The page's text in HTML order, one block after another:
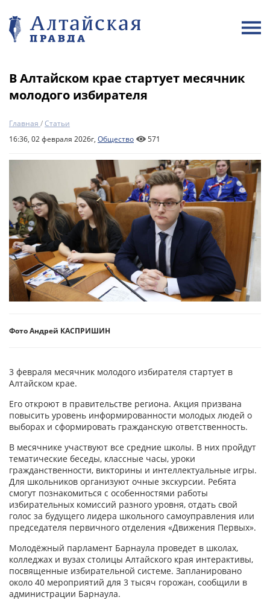
В Алтайском крае стартует месячник
молодого избирателя
Главная /Статьи
16:36, 02 февраля 2026г, Общество 571
Фото Андрей КАСПРИШИН
3 февраля месячник молодого избирателя стартует в
Алтайском крае.
Его откроют в правительстве региона. Акция призвана
повысить уровень информированности молодых людей о
выборах и сформировать гражданскую ответственность.
В месячнике участвуют все средние школы. В них пройдут
тематические беседы, классные часы, уроки
гражданственности, викторины и интеллектуальные игры.
Для школьников организуют очные экскурсии. Ребята
смогут познакомиться с особенностями работы
избирательных комиссий разного уровня, отдать свой
голос за будущего лидера школьного самоуправления или
председателя первичного отделения «Движения Первых».
Молодёжный парламент Барнаула проведет в школах,
колледжах и вузах столицы Алтайского края интерактивы,
посвященные избирательной системе. Запланировано
около 40 мероприятий для 3 тысяч горожан, сообщили в
администрации Барнаула.